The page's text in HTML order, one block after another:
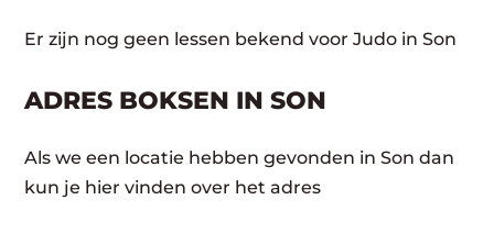
Er zijn nog geen lessen bekend voor Judo in Son
ADRES BOKSEN IN SON
Als we een locatie hebben gevonden in Son dan
kun je hier vinden over het adres